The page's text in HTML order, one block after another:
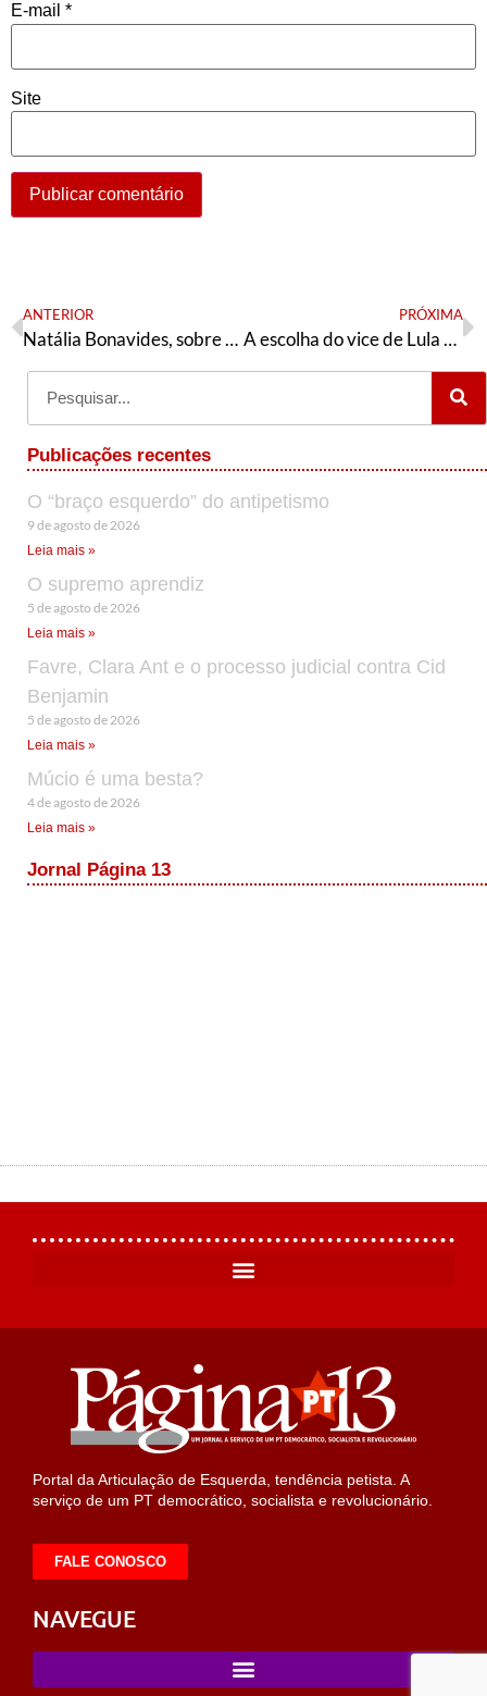
E-mail *
Site
ANTERIOR
Natália Bonavides, sobre Alckmin como vice de Lula: “seria um grande erro”
PRÓXIMA
A escolha do vice de Lula e de qual construção política precisamos nos estados
Publicações recentes
O “braço esquerdo” do antipetismo
9 de agosto de 2026
Leia mais »
O supremo aprendiz
5 de agosto de 2026
Leia mais »
Favre, Clara Ant e o processo judicial contra Cid
Benjamin
5 de agosto de 2026
Leia mais »
Múcio é uma besta?
4 de agosto de 2026
Leia mais »
Jornal Página 13
Portal da Articulação de Esquerda, tendência petista. A
serviço de um PT democrático, socialista e revolucionário.
FALE CONOSCO
NAVEGUE